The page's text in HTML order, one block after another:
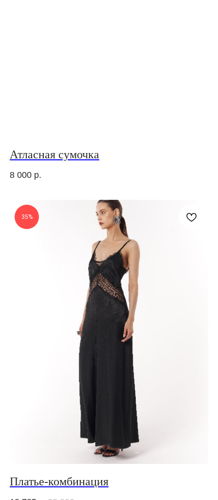
Атласная сумочка
8 000 р.
35%
Платье-комбинация